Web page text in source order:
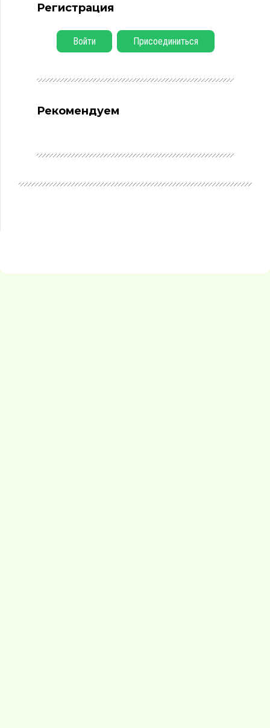
Регистрация
Войти Присоединиться
Рекомендуем